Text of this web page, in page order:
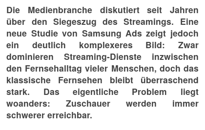
Die Medienbranche diskutiert seit Jahren
über den Siegeszug des Streamings. Eine
neue Studie von Samsung Ads zeigt jedoch
ein deutlich komplexeres Bild: Zwar
dominieren Streaming-Dienste inzwischen
den Fernsehalltag vieler Menschen, doch das
klassische Fernsehen bleibt überraschend
stark. Das eigentliche Problem liegt
woanders: Zuschauer werden immer
schwerer erreichbar.